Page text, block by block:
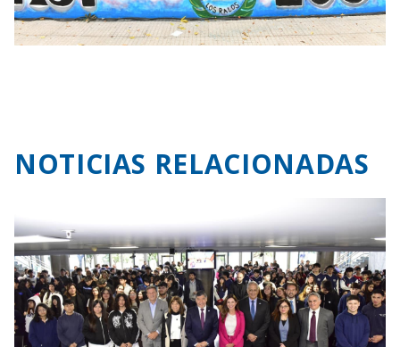
NOTICIAS RELACIONADAS